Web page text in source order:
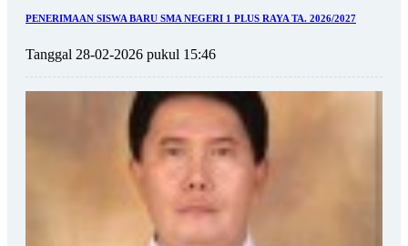
PENERIMAAN SISWA BARU SMA NEGERI 1 PLUS RAYA TA. 2026/2027
Tanggal 28-02-2026 pukul 15:46